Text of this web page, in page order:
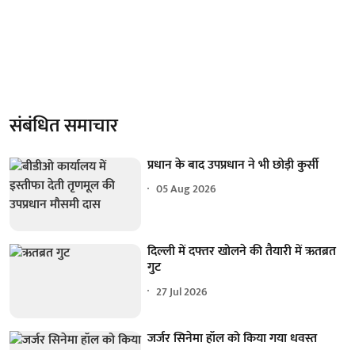
संबंधित समाचार
प्रधान के बाद उपप्रधान ने भी छोड़ी कुर्सी
05 Aug 2026
दिल्ली में दफ्तर खोलने की तैयारी में ऋतब्रत
गुट
27 Jul 2026
जर्जर सिनेमा हॉल को किया गया धवस्त